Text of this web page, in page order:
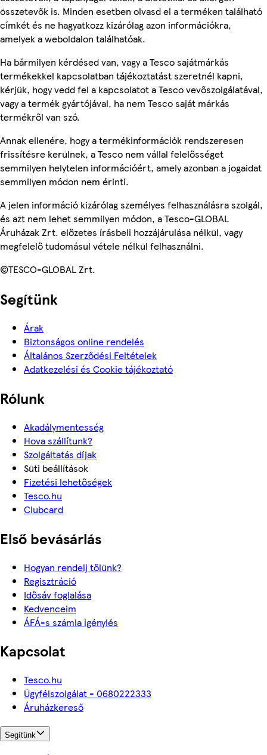
összetevők is. Minden esetben olvasd el a terméken található
címkét és ne hagyatkozz kizárólag azon információkra,
amelyek a weboldalon találhatóak.
Ha bármilyen kérdésed van, vagy a Tesco sajátmárkás
termékekkel kapcsolatban tájékoztatást szeretnél kapni,
kérjük, hogy vedd fel a kapcsolatot a Tesco vevőszolgálatával,
vagy a termék gyártójával, ha nem Tesco saját márkás
termékről van szó.
Annak ellenére, hogy a termékinformációk rendszeresen
frissítésre kerülnek, a Tesco nem vállal felelősséget
semmilyen helytelen információért, amely azonban a jogaidat
semmilyen módon nem érinti.
A jelen információ kizárólag személyes felhasználásra szolgál,
és azt nem lehet semmilyen módon, a Tesco-GLOBAL
Áruházak Zrt. előzetes írásbeli hozzájárulása nélkül, vagy
megfelelő tudomásul vétele nélkül felhasználni.
©TESCO-GLOBAL Zrt.
Segítünk
Árak
Biztonságos online rendelés
Általános Szerződési Feltételek
Adatkezelési és Cookie tájékoztató
Rólunk
Akadálymentesség
Hova szállítunk?
Szolgáltatás díjak
Süti beállítások
Fizetési lehetőségek
Tesco.hu
Clubcard
Első bevásárlás
Hogyan rendelj tőlünk?
Regisztráció
Idősáv foglalása
Kedvenceim
ÁFÁ-s számla igénylés
Kapcsolat
Tesco.hu
Ügyfélszolgálat - 0680222333
Áruházkereső
Segítünk